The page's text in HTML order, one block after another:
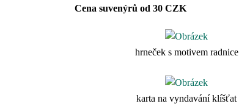
Cena suvenýrů od 30 CZK
hrneček s motivem radnice
karta na vyndavání klíšťat